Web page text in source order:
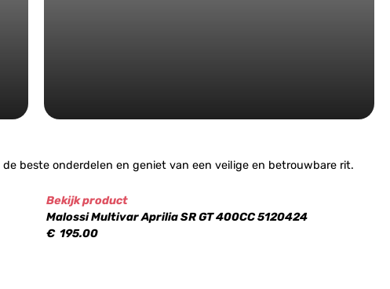
beste onderdelen en geniet van een veilige en betrouwbare rit.
Bekijk product
Malossi Multivar Aprilia SR GT 400CC 5120424
€ 195.00